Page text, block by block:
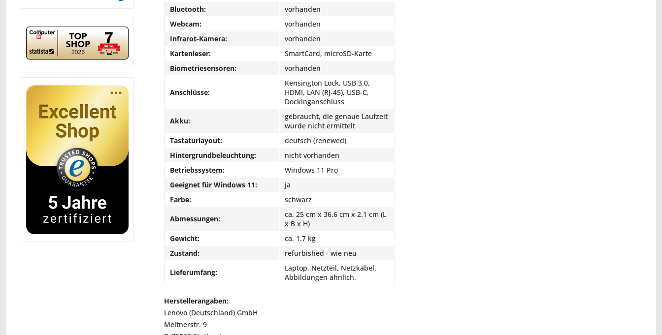
Bluetooth:
vorhanden
Webcam:
vorhanden
Infrarot-Kamera:
vorhanden
Kartenleser:
SmartCard, microSD-Karte
Biometriesensoren:
vorhanden
Anschlüsse:
Kensington Lock, USB 3.0,
HDMI, LAN (RJ-45), USB-C,
Dockinganschluss
Akku:
gebraucht, die genaue Laufzeit
wurde nicht ermittelt
Tastaturlayout:
deutsch (renewed)
Hintergrundbeleuchtung:
nicht vorhanden
Betriebssystem:
Windows 11 Pro
Geeignet für Windows 11:
ja
Farbe:
schwarz
Abmessungen:
ca. 25 cm x 36.6 cm x 2.1 cm (L
x B x H)
Gewicht:
ca. 1.7 kg
Zustand:
refurbished - wie neu
Lieferumfang:
Laptop, Netzteil, Netzkabel.
Abbildungen ähnlich.
Herstellerangaben:
Lenovo (Deutschland) GmbH
Meitnerstr. 9